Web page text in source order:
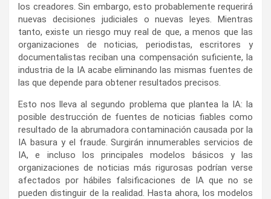
los creadores. Sin embargo, esto probablemente requerirá
nuevas decisiones judiciales o nuevas leyes. Mientras
tanto, existe un riesgo muy real de que, a menos que las
organizaciones de noticias, periodistas, escritores y
documentalistas reciban una compensación suficiente, la
industria de la IA acabe eliminando las mismas fuentes de
las que depende para obtener resultados precisos.
Esto nos lleva al segundo problema que plantea la IA: la
posible destrucción de fuentes de noticias fiables como
resultado de la abrumadora contaminación causada por la
IA basura y el fraude. Surgirán innumerables servicios de
IA, e incluso los principales modelos básicos y las
organizaciones de noticias más rigurosas podrían verse
afectados por hábiles falsificaciones de IA que no se
pueden distinguir de la realidad. Hasta ahora, los modelos